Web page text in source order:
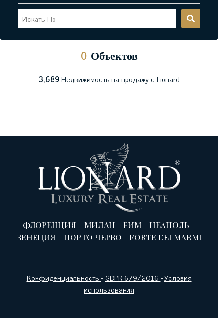
0 Объектов
3,689Недвижимость на продажу с Lionard
ФЛОРЕНЦИЯ -МИЛАН -РИМ -НЕАПОЛЬ -
ВЕНЕЦИЯ -ПОРТО ЧЕРВО -FORTE DEI MARMI
Конфиденциальность-GDPR 679/2016-Условия
использования